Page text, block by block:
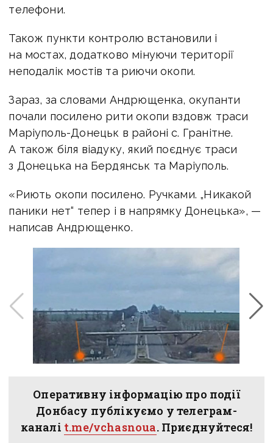
телефони.
Також пункти контролю встановили і
на мостах, додатково мінуючи території
неподалік мостів та риючи окопи.
Зараз, за словами Андрющенка, окупанти
почали посилено рити окопи вздовж траси
Маріуполь-Донецьк в районі с. Гранітне.
А також біля віадуку, який поєднує траси
з Донецька на Бердянськ та Маріуполь.
«Риють окопи посилено. Ручками. „Никакой
паники нет“ тепер і в напрямку Донецька», —
написав Андрющенко.
Оперативну інформацію про події
Донбасу публікуємо у телеграм-
каналі t.me/vchasnoua. Приєднуйтеся!